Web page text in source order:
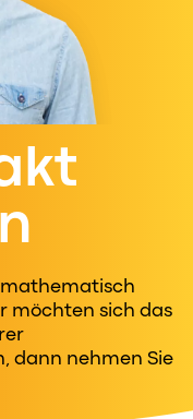
mathematisch
möchten sich das
dann nehmen Sie